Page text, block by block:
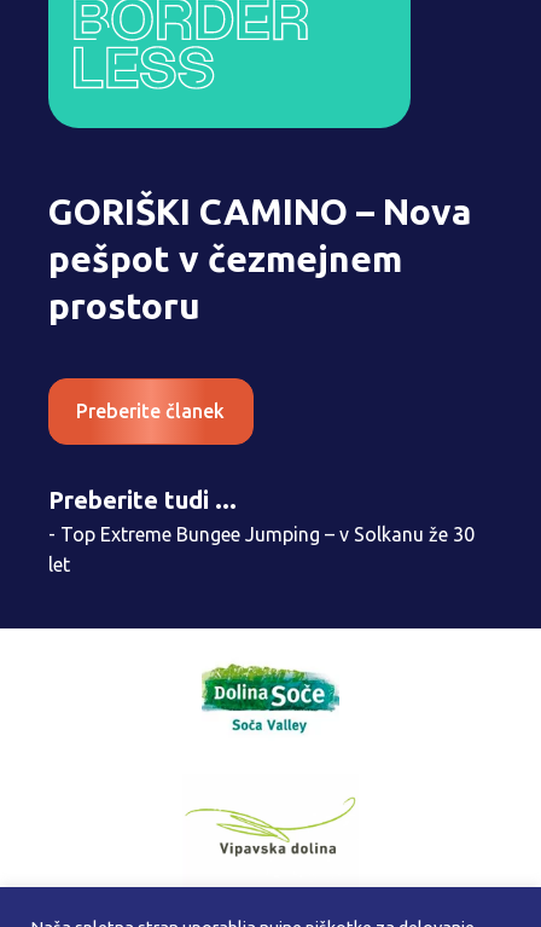
GORIŠKI CAMINO – Nova
pešpot v čezmejnem
prostoru
Preberite članek
Preberite tudi ...
- Top Extreme Bungee Jumping – v Solkanu že 30
let